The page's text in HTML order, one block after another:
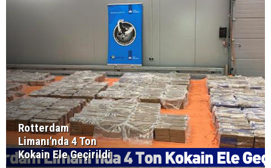
Rotterdam
Limanı'nda 4 Ton
Kokain Ele Geçirildi